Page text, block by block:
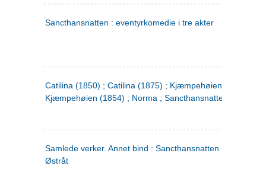
Sancthansnatten : eventyrkomedie i tre akter
Catilina (1850) ; Catilina (1875) ; Kjæmpehøien (1850) ;
Kjæmpehøien (1854) ; Norma ; Sancthansnatten
Samlede verker. Annet bind : Sancthansnatten ; Fru Inger
Østråt